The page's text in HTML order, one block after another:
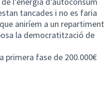
tancades i no es faria
aniríem a un repartiment
la democratització de
primera fase de 200.000€